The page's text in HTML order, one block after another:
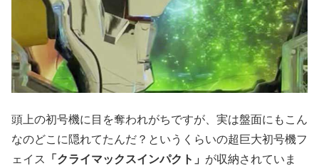
頭上の初号機に目を奪われがちですが、実は盤面にもこん
なのどこに隠れてたんだ？というくらいの超巨大初号機フ
ェイス
「クライマックスインパクト」 が収納されていま